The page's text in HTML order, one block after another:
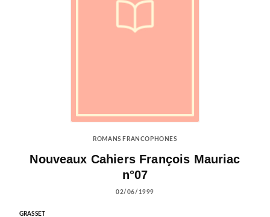
ROMANS FRANCOPHONES
Nouveaux Cahiers François Mauriac
n°07
02/06/1999
GRASSET